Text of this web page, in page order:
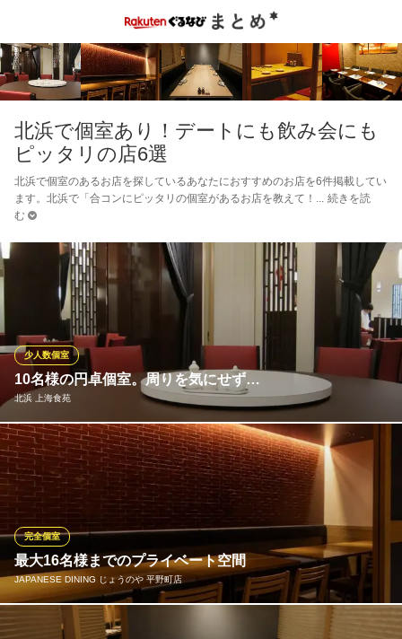
北浜で個室あり！デートにも飲み会にも
ピッタリの店6選
北浜で個室のあるお店を探しているあなたにおすすめのお店を6件掲載してい
ます。北浜で「合コンにピッタリの個室があるお店を教えて！
続きを読
む
10名様の円卓個室。周りを気にせず…
北浜 上海食苑
少人数個室
ご家族でのお集まりや会社宴会にも人気の個室は2つ。どちらも円
卓で、皆様顔を合わせてワイワイ楽しめるようになっておりま
す。個室は人気となっておりますので、ご予約はお早めにお願い
します。
北浜 上海食苑
本格中華
大阪メトロ堺筋線北浜駅 徒歩1分
大阪府大阪市中央区北浜1-8-16 大阪証券取引所ビルB1
最大16名様までのプライベート空間
JAPANESE DINING じょうのや 平野町店
完全個室
赤レンガの壁紙と大理石風のフロア、落ち着いたトーンのインテ